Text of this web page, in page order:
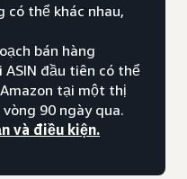
có thể khác nhau,
bán hàng
đầu tiên có thể
tại một thị
90 ngày qua.
và điều kiện.